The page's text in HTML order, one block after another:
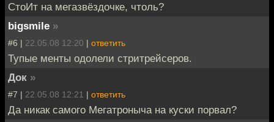
СтоИт на мегазвёздочке, чтоль?
bigsmile »
#6 | 22.05.08 12:20 | ответить
Тупые менты одолели стритрейсеров.
Док »
#7 | 22.05.08 12:21 | ответить
Да никак самого Мегатроныча на куски порвал?